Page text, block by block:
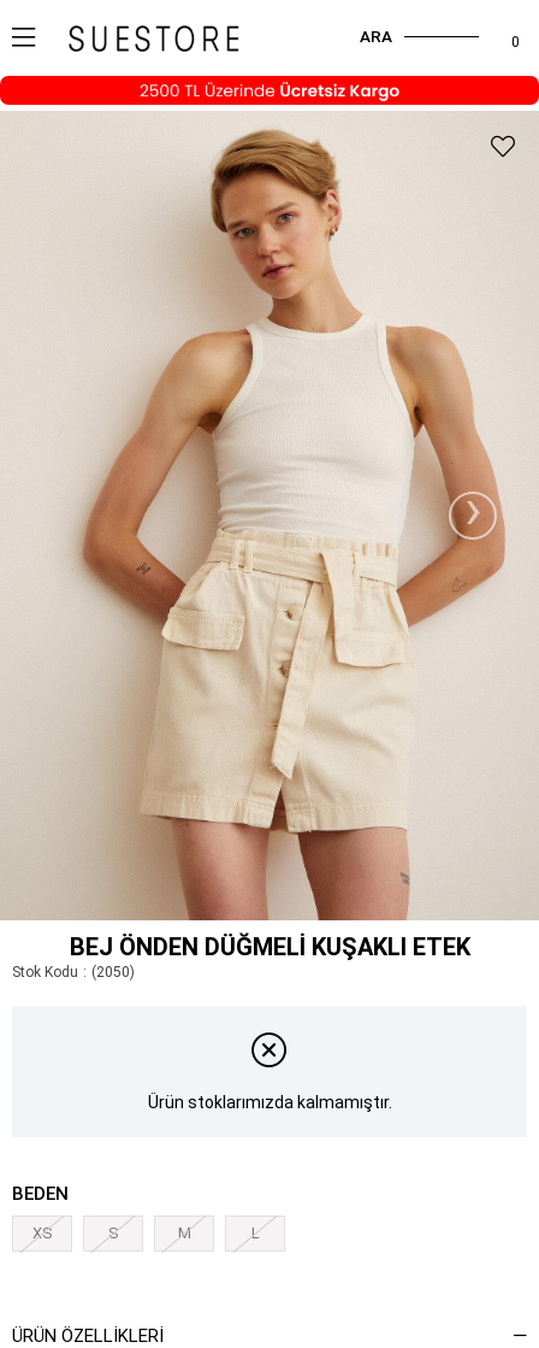
0
ARA
›
BEJ ÖNDEN DÜĞMELI KUŞAKLI ETEK
Stok Kodu (2050)
Ürün stoklarımızda kalmamıştır.
BEDEN
XS S M L
ÜRÜN ÖZELLIKLERI